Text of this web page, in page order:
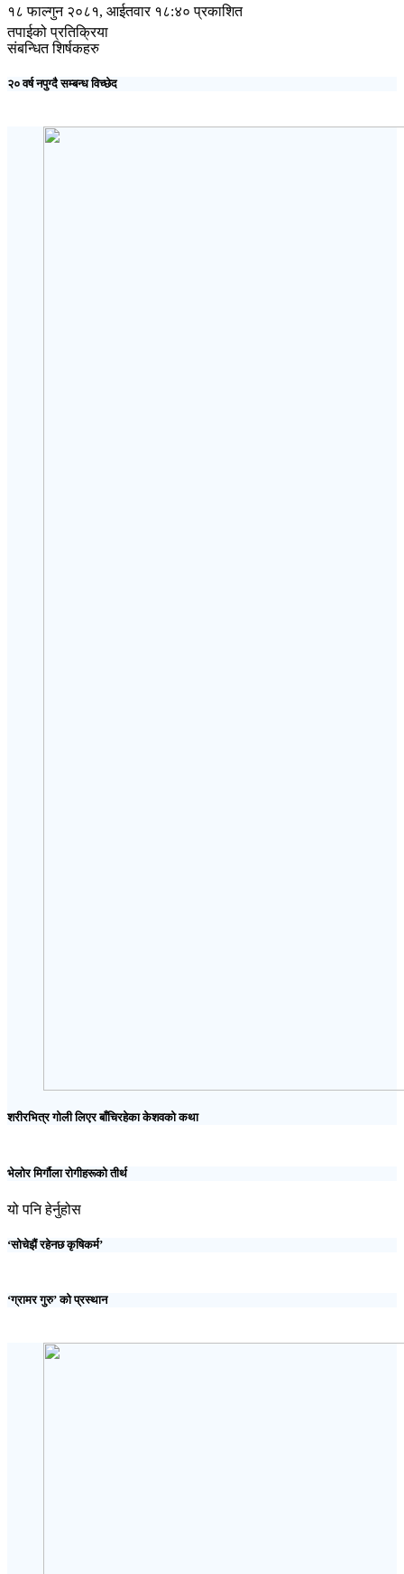
१८ फाल्गुन २०८१, आईतवार १८:४० प्रकाशित
तपाईको प्रतिक्रिया
संबन्धित शिर्षकहरु
२० वर्ष नपुग्दै सम्बन्ध विच्छेद
शरीरभित्र गोली लिएर बाँचिरहेका केशवको कथा
भेलोर मिर्गौला रोगीहरूको तीर्थ
यो पनि हेर्नुहोस
‘सोचेझैं रहेनछ कृषिकर्म’
‘ग्रामर गुरु’ को प्रस्थान